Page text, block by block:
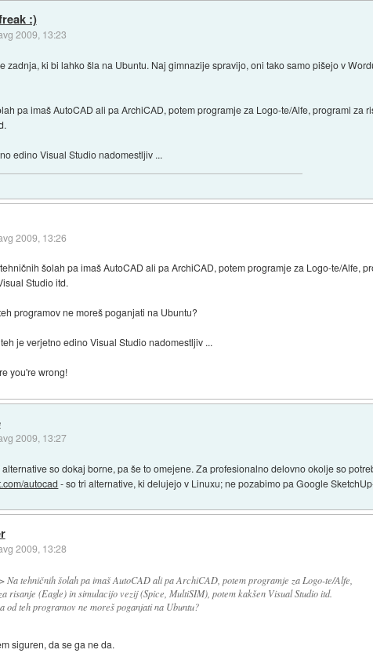
:)
2009, 13:23
zadnja, ki bi lahko šla na Ubuntu. Naj gimnazije spravijo, oni tako samo pišejo v
pa imaš AutoCAD ali pa ArchiCAD, potem programje za Logo-te/Alfe, programi za
edino Visual Studio nadomestljiv ...
2009, 13:26
šolah pa imaš AutoCAD ali pa ArchiCAD, potem programje za Logo-te/Alfe,
Studio itd.
programov ne moreš poganjati na Ubuntu?
je verjetno edino Visual Studio nadomestljiv ...
you're wrong!
2009, 13:27
alternative so dokaj borne, pa še to omejene. Za profesionalno delovno okolje so
autocad - so tri alternative, ki delujejo v Linuxu; ne pozabimo pa Google
2009, 13:28
Na tehničnih šolah pa imaš AutoCAD ali pa ArchiCAD, potem programje za Logo-te/Alfe,
risanje (Eagle) in simulacijo vezij (Spice, MultiSIM), potem kakšen Visual Studio itd.
od teh programov ne moreš poganjati na Ubuntu?
siguren, da se ga ne da.